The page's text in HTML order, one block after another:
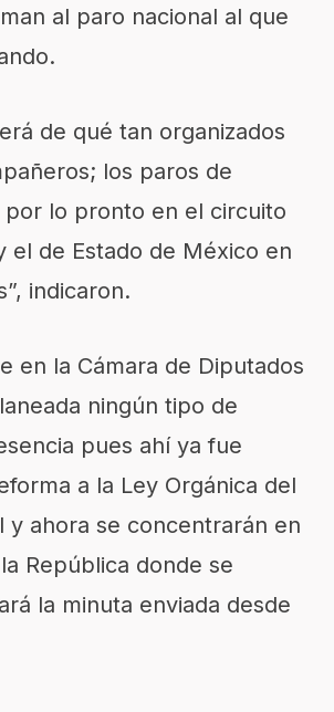
al paro nacional al que
de qué tan organizados
los paros de
por lo pronto en el circuito
el de Estado de México en
indicaron.
en la Cámara de Diputados
ningún tipo de
pues ahí ya fue
a la Ley Orgánica del
y ahora se concentrarán en
República donde se
la minuta enviada desde